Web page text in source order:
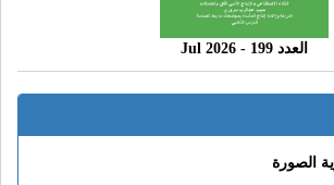
العدد 199 - 2026 Jul
الصورة